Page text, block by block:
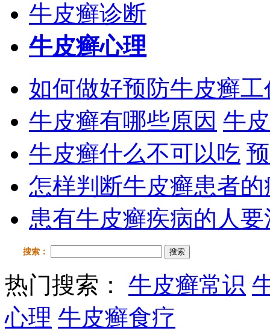
牛皮癣诊断
牛皮癣心理
如何做好预防牛皮癣工
牛皮癣有哪些原因 牛
牛皮癣什么不可以吃
怎样判断牛皮癣患者的
患有牛皮癣疾病的人要
搜索： 搜索
热门搜索： 牛皮癣常识
心理 牛皮癣食疗